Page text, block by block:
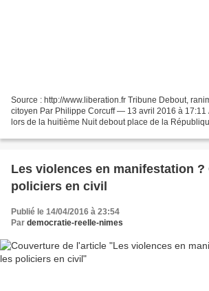
Source : http://www.liberation.fr Tribune Debout,
citoyen Par Philippe Corcuff — 13 avril 2016 à 17:11
lors de la huitième Nuit debout place de la
Les violences en manifestation ?
policiers en civil
Publié le 14/04/2016 à 23:54
Par democratie-reelle-nimes